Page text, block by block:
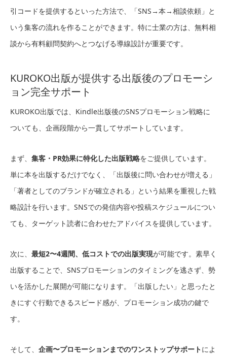
引コードを提供するといった方法で、「SNS→本→相談依頼」と
いう集客の流れを作ることができます。特に士業の方は、無料相
談から有料顧問契約へとつなげる導線設計が重要です。
KUROKO出版が提供する出版後のプロモーシ
ョン完全サポート
KUROKO出版では、Kindle出版後のSNSプロモーション戦略に
ついても、企画段階から一貫してサポートしています。
まず、 集客・PR効果に特化した出版戦略をご提供しています。
単に本を出版するだけでなく、「出版後に問い合わせが増える」
「著者としてのブランドが確立される」という結果を重視した戦
略設計を行います。SNSでの発信内容や投稿スケジュールについ
ても、ターゲット読者に合わせたアドバイスを提供しています。
次に、 最短2〜4週間、低コストでの出版実現が可能です。素早く
出版することで、SNSプロモーションのタイミングを逃さず、勢
いを活かした展開が可能になります。「出版したい」と思ったと
きにすぐ行動できるスピード感が、プロモーション成功の鍵で
す。
そして、 企画〜プロモーションまでのワンストップサポートによ